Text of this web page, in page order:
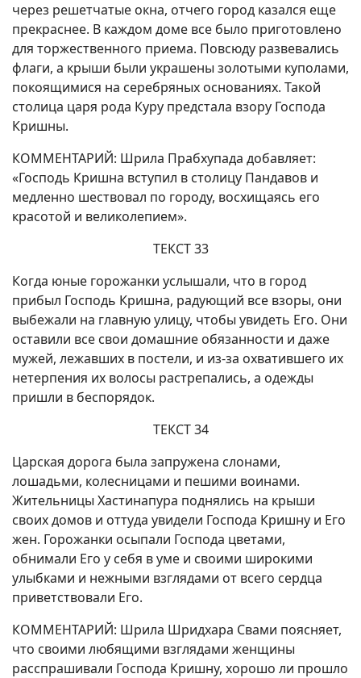
через решетчатые окна, отчего город казался еще
прекраснее. В каждом доме все было приготовлено
для торжественного приема. Повсюду развевались
флаги, а крыши были украшены золотыми куполами,
покоящимися на серебряных основаниях. Такой
столица царя рода Куру предстала взору Господа
Кришны.
КОММЕНТАРИЙ: Шрила Прабхупада добавляет:
«Господь Кришна вступил в столицу Пандавов и
медленно шествовал по городу, восхищаясь его
красотой и великолепием».
ТЕКСТ 33
Когда юные горожанки услышали, что в город
прибыл Господь Кришна, радующий все взоры, они
выбежали на главную улицу, чтобы увидеть Его. Они
оставили все свои домашние обязанности и даже
мужей, лежавших в постели, и из-за охватившего их
нетерпения их волосы растрепались, а одежды
пришли в беспорядок.
ТЕКСТ 34
Царская дорога была запружена слонами,
лошадьми, колесницами и пешими воинами.
Жительницы Хастинапура поднялись на крыши
своих домов и оттуда увидели Господа Кришну и Его
жен. Горожанки осыпали Господа цветами,
обнимали Его у себя в уме и своими широкими
улыбками и нежными взглядами от всего сердца
приветствовали Его.
КОММЕНТАРИЙ: Шрила Шридхара Свами поясняет,
что своими любящими взглядами женщины
расспрашивали Господа Кришну, хорошо ли прошло